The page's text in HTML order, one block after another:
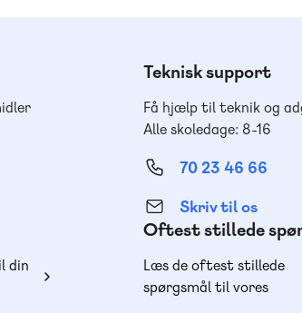
din
Teknisk support
Få hjælp til teknik og
Alle skoledage: 8-16
70 23 46 66
Skriv til os
Oftest stillede
Læs de oftest stillede
spørgsmål til vores